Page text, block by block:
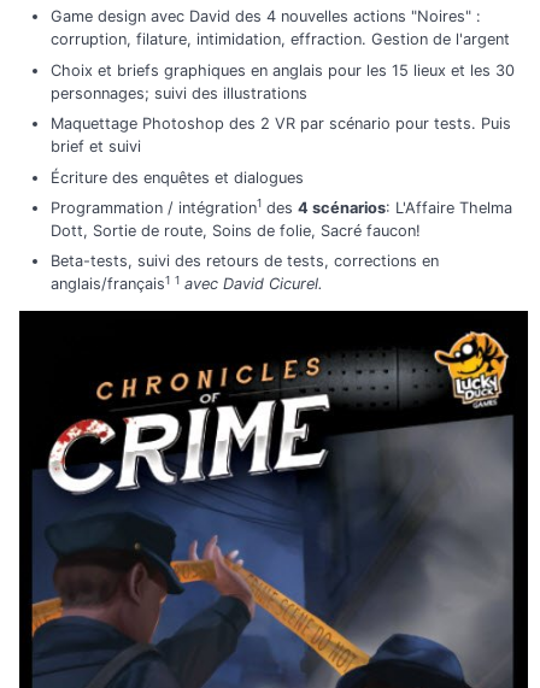
Game design avec David des 4 nouvelles actions "Noires" :
corruption, filature, intimidation, effraction. Gestion de l'argent
Choix et briefs graphiques en anglais pour les 15 lieux et les 30
personnages; suivi des illustrations
Maquettage Photoshop des 2 VR par scénario pour tests. Puis
brief et suivi
Écriture des enquêtes et dialogues
Programmation / intégration1des 4 scénarios: L'Affaire Thelma
Dott, Sortie de route, Soins de folie, Sacré faucon!
Beta-tests, suivi des retours de tests, corrections en
anglais/français1 1 avec David Cicurel.